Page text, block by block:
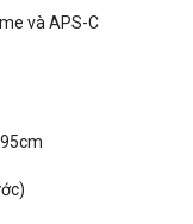
và APS-C